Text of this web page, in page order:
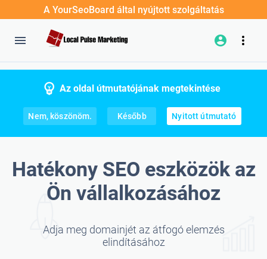
A YourSeoBoard által nyújtott szolgáltatás
Az oldal útmutatójának megtekintése
Nem, köszönöm. Később Nyitott útmutató
Hatékony SEO eszközök az
Ön vállalkozásához
Adja meg domainjét az átfogó elemzés
elindításához